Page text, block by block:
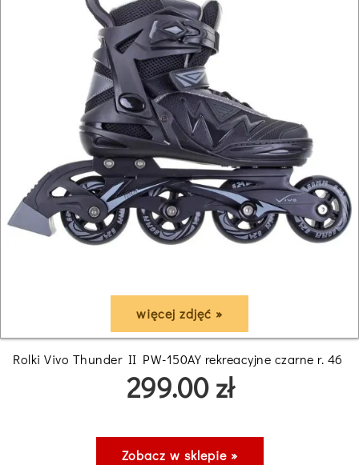
więcej zdjęć »
Rolki Vivo Thunder II PW-150AY rekreacyjne czarne r. 46
299.00 zł
Zobacz w sklepie »